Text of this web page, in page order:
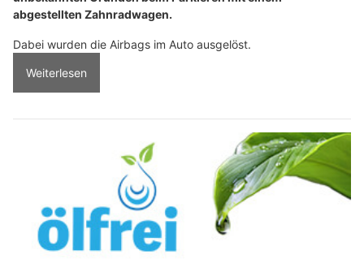
abgestellten Zahnradwagen.
Dabei wurden die Airbags im Auto ausgelöst.
Weiterlesen